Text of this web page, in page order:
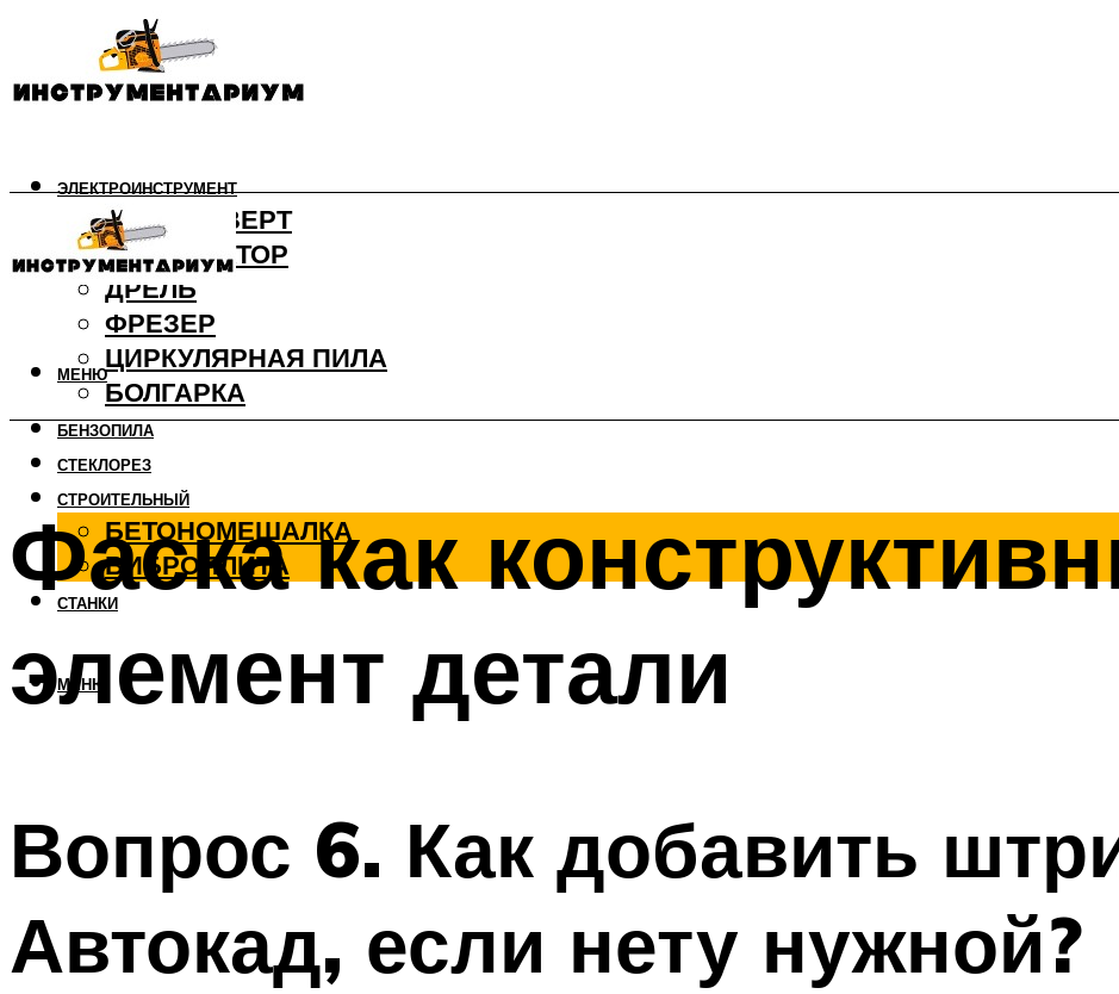
ЭЛЕКТРОИНСТРУМЕНТ
ШУРУПОВЕРТ
ПЕРФОРАТОР
ДРЕЛЬ
ФРЕЗЕР
ЦИРКУЛЯРНАЯ ПИЛА
БОЛГАРКА
БЕНЗОПИЛА
СТЕКЛОРЕЗ
СТРОИТЕЛЬНЫЙ
БЕТОНОМЕШАЛКА
ВИБРОПЛИТА
СТАНКИ
МЕНЮ
МЕНЮ
Фаска как
элемент детали
Вопрос 6. Как добавить
Автокад, если нету нужной?